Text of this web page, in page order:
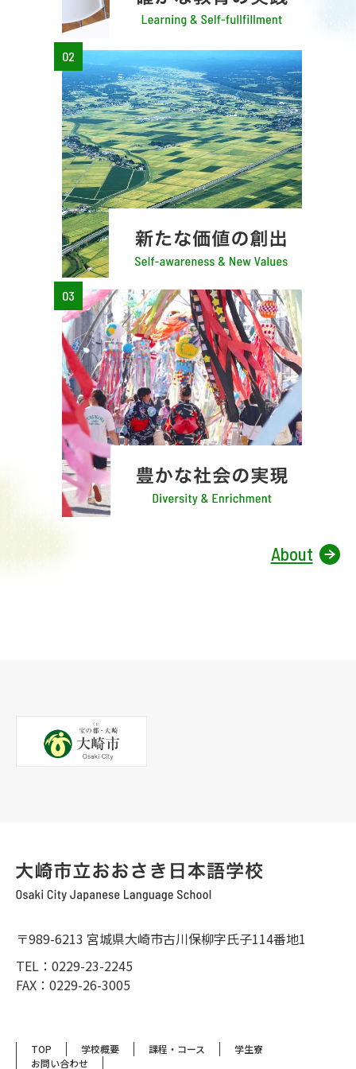
02
03
About
〒989-6213 宮城県大崎市古川保柳字氏子114番地1
TEL：0229-23-2245
FAX：0229-26-3005
TOP 学校概要 課程・コース
学生寮
お問い合わせ